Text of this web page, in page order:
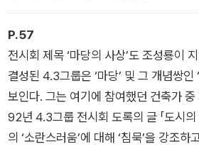
를 현장으로 끌어내준 데 감사를 표하기
현대건축에 대한 그의 통찰을 일부 인용
정만영은 2010년의 한 글에서 ‘경험과
틀로 2000년대 첫 10년의 한국건축을
아시아 금융위기의 절망과 2002년 한
극적 개념의 외적 배경이었는데, 그의 관
점 못지않게 중요한 점은 이것이 철근콘
합되는 가운데, 목재의 따뜻함에 더한 유
를 발산한다는 사실일 것이다. 목조건축
함을 소소하게나마 넘어선 지점이다. 그
에 스며들어 자연과 조화한 자세에서도
보여준다.
P.57
전시회 제목 ‘마당의 사상’도 조성룡이
결성된 4.3그룹은 ‘마당’ 및 그 개념쌍인
보인다. 그는 여기에 참여했던 건축가
92년 4.3그룹 전시회 도록의 글 「도시의
의 ‘소란스러움’에 대해 ‘침묵’을 강조하